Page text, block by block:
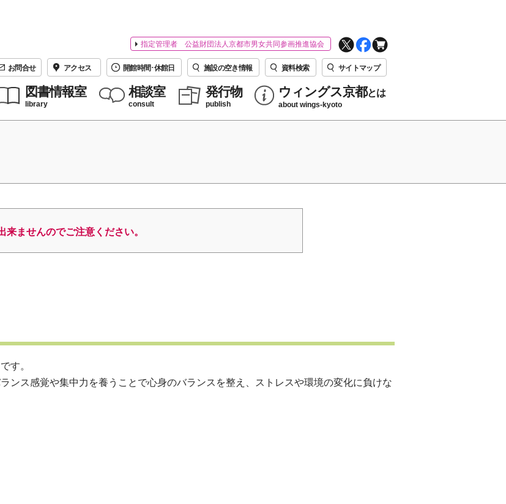
指定管理者 公益財団法人京都市男女共同参画推進協会
お問合せ アクセス 開館時間･休館日 施設の空き情報 資料検索 サイトマップ
図書情報室
library
相談室
consult
発行物
publish
ウィングス京都とは
about wings-kyoto
ませんのでご注意ください。
す。
ンス感覚や集中力を養うことで心身のバランスを整え、ストレスや環境の変化に負けな